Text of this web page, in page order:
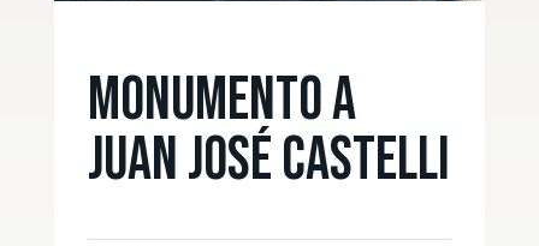
Monumento a
Juan José Castelli